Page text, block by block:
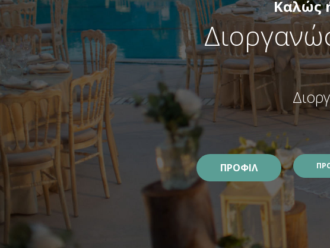
Καλώς
ΠΡΟΦΙΛ